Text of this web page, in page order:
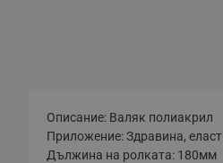
Описание: Валяк полиакрил
Приложение: Здравина,
Дължина на ролката: 180мм